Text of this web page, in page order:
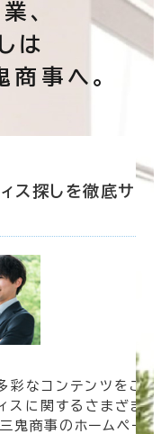
、
は
事へ。
ス探しを徹底サ
彩なコンテンツをご
スに関するさまざま
鬼商事のホームペー